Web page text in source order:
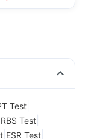
Test
RBS Test
ESR Test